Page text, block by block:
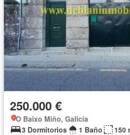
250.000 €
O Baixo Miño, Galicia
3 Dormitorios
1 Baño 150